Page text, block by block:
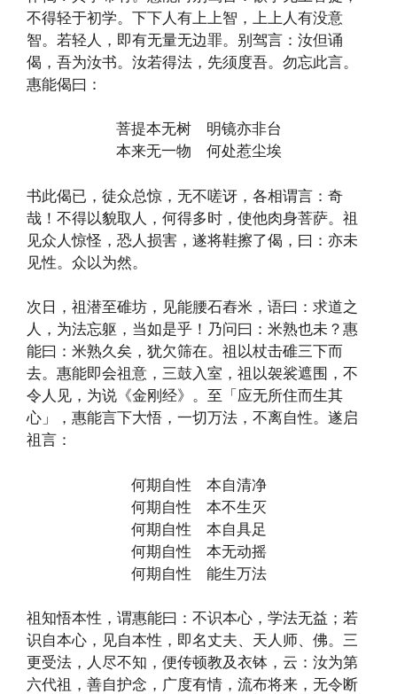
不得轻于初学。下下人有上上智，上上人有没意
智。若轻人，即有无量无边罪。别驾言：汝但诵
偈，吾为汝书。汝若得法，先须度吾。勿忘此言。
惠能偈曰：
菩提本无树 明镜亦非台
本来无一物 何处惹尘埃
书此偈已，徒众总惊，无不嗟讶，各相谓言：奇
哉！不得以貌取人，何得多时，使他肉身菩萨。祖
见众人惊怪，恐人损害，遂将鞋擦了偈，曰：亦未
见性。众以为然。
次日，祖潜至碓坊，见能腰石舂米，语曰：求道之
人，为法忘躯，当如是乎！乃问曰：米熟也未？惠
能曰：米熟久矣，犹欠筛在。祖以杖击碓三下而
去。惠能即会祖意，三鼓入室，祖以袈裟遮围，不
令人见，为说《金刚经》。至「应无所住而生其
心」，惠能言下大悟，一切万法，不离自性。遂启
祖言：
何期自性 本自清净
何期自性 本不生灭
何期自性 本自具足
何期自性 本无动摇
何期自性 能生万法
祖知悟本性，谓惠能曰：不识本心，学法无益；若
识自本心，见自本性，即名丈夫、天人师、佛。三
更受法，人尽不知，便传顿教及衣钵，云：汝为第
六代祖，善自护念，广度有情，流布将来，无令断